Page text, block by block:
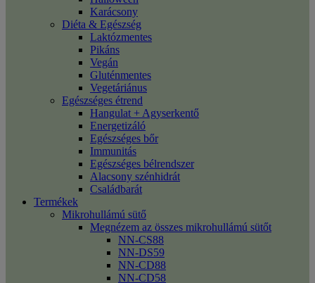
Karácsony
Diéta & Egészség
Laktózmentes
Pikáns
Vegán
Gluténmentes
Vegetáriánus
Egészséges étrend
Hangulat + Agyserkentő
Energetizáló
Egészséges bőr
Immunitás
Egészséges bélrendszer
Alacsony szénhidrát
Családbarát
Termékek
Mikrohullámú sütő
Megnézem az összes mikrohullámú sütőt
NN-CS88
NN-DS59
NN-CD88
NN-CD58